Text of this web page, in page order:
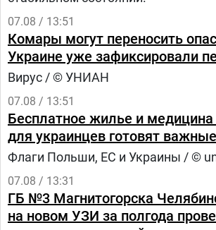
07.08 / 13:51
Комары могут переносить
Украине уже зафиксировали
Вирус / © УНИАН
07.08 / 13:51
Бесплатное жилье и
для украинцев готовят
Флаги Польши, ЕС и Украины / ©
07.08 / 13:31
ГБ №3 Магнитогорска
на новом УЗИ за полгода